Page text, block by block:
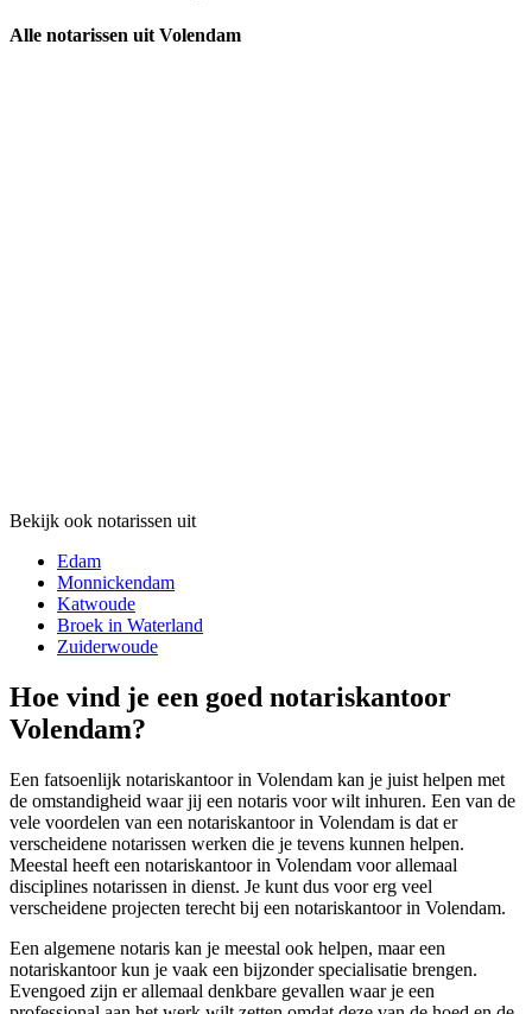
Alle notarissen uit Volendam
Bekijk ook notarissen uit
Edam
Monnickendam
Katwoude
Broek in Waterland
Zuiderwoude
Hoe vind je een goed notariskantoor
Volendam?
Een fatsoenlijk notariskantoor in Volendam kan je juist helpen met
de omstandigheid waar jij een notaris voor wilt inhuren. Een van de
vele voordelen van een notariskantoor in Volendam is dat er
verscheidene notarissen werken die je tevens kunnen helpen.
Meestal heeft een notariskantoor in Volendam voor allemaal
disciplines notarissen in dienst. Je kunt dus voor erg veel
verscheidene projecten terecht bij een notariskantoor in Volendam.
Een algemene notaris kan je meestal ook helpen, maar een
notariskantoor kun je vaak een bijzonder specialisatie brengen.
Evengoed zijn er allemaal denkbare gevallen waar je een